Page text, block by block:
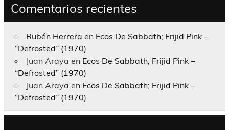
Comentarios recientes
Rubén Herrera en Ecos De Sabbath; Frijid Pink –
“Defrosted” (1970)
Juan Araya en Ecos De Sabbath; Frijid Pink –
“Defrosted” (1970)
Juan Araya en Ecos De Sabbath; Frijid Pink –
“Defrosted” (1970)